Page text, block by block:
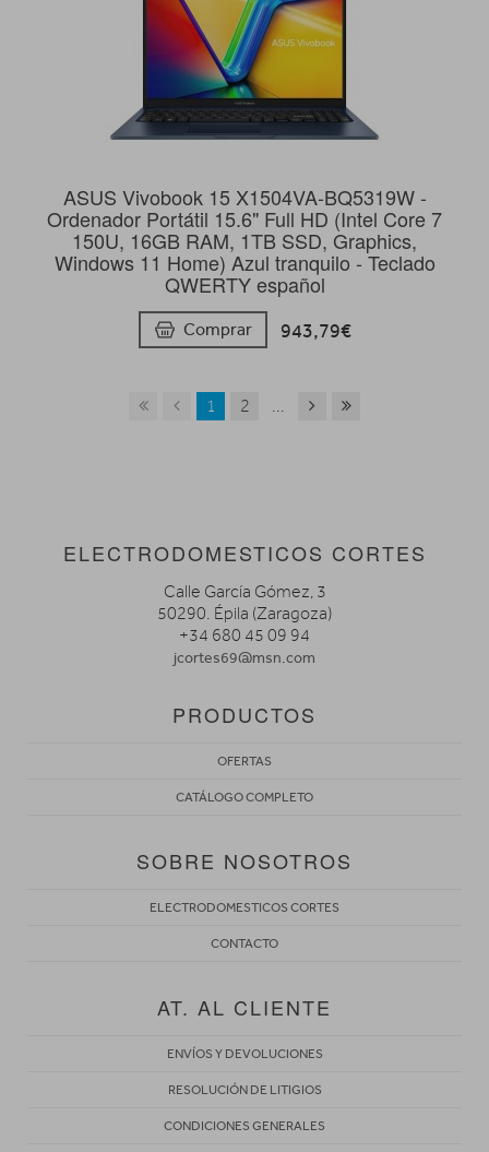
ASUS Vivobook 15 X1504VA-BQ5319W -
Ordenador Portátil 15.6" Full HD (Intel Core 7
150U, 16GB RAM, 1TB SSD, Graphics,
Windows 11 Home) Azul tranquilo - Teclado
QWERTY español
Comprar 943,79€
1 2 ...
ELECTRODOMESTICOS CORTES
Calle García Gómez, 3
50290. Épila (Zaragoza)
+34 680 45 09 94
jcortes69@msn.com
PRODUCTOS
OFERTAS
CATÁLOGO COMPLETO
SOBRE NOSOTROS
ELECTRODOMESTICOS CORTES
CONTACTO
AT. AL CLIENTE
ENVÍOS Y DEVOLUCIONES
RESOLUCIÓN DE LITIGIOS
CONDICIONES GENERALES